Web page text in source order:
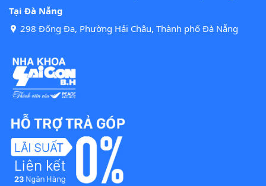
Tại Đà Nẵng
298 Đống Đa, Phường Hải Châu, Thành phố Đà Nẵng